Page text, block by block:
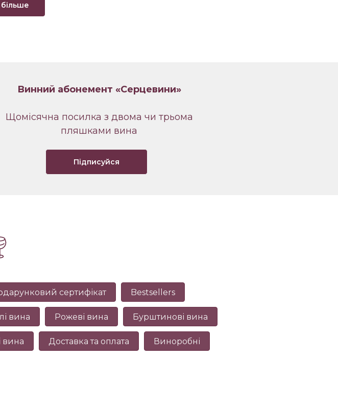
Винний абонемент «Серцевини»
Щомісячна посилка з двома чи трьома
пляшками вина
Підписуйся
сертифікат Bestsellers
вина Рожеві вина Бурштинові вина
вина Доставка та оплата Виноробні